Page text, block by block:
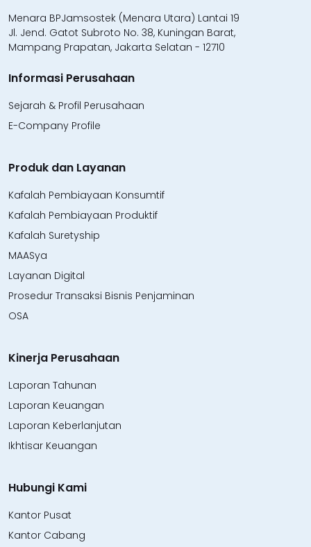
Menara BPJamsostek (Menara Utara) Lantai 19
Jl. Jend. Gatot Subroto No. 38, Kuningan Barat,
Mampang Prapatan, Jakarta Selatan - 12710
Informasi Perusahaan
Sejarah & Profil Perusahaan
E-Company Profile
Produk dan Layanan
Kafalah Pembiayaan Konsumtif
Kafalah Pembiayaan Produktif
Kafalah Suretyship
MAASya
Layanan Digital
Prosedur Transaksi Bisnis Penjaminan
OSA
Kinerja Perusahaan
Laporan Tahunan
Laporan Keuangan
Laporan Keberlanjutan
Ikhtisar Keuangan
Hubungi Kami
Kantor Pusat
Kantor Cabang